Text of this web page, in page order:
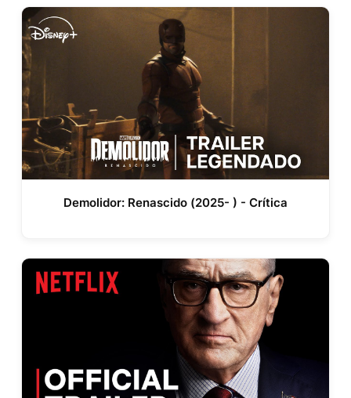
Demolidor: Renascido (2025- ) - Crítica